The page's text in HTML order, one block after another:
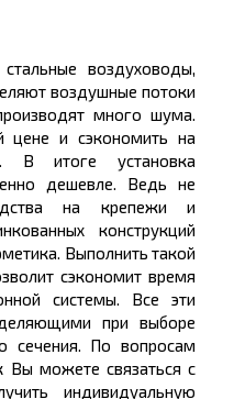
воздуховоды,
воздушные потоки
много шума.
цене и сэкономить на
В итоге установка
дешевле. Ведь не
на крепежи и
конструкций
Выполнить такой
сэкономит время
системы. Все эти
при выборе
сечения. По вопросам
Вы можете связаться с
индивидуальную